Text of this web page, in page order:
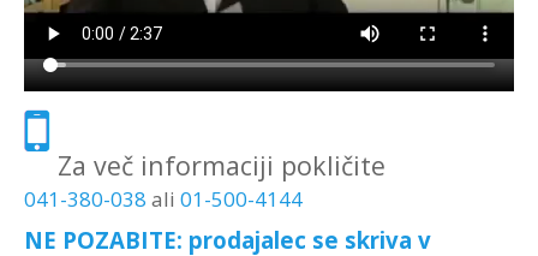
Prednosti in koristi
Avdio programi po temah
Prednosti in koristi
Strokovna Literatura
ROI “Pre-Week”
Program “Optimizacija timskega dela”
Contribute
Predstavitev
Zastopstva
Partnerji
Za več informaciji pokličite
041-380-038 ali 01-500-4144
NE POZABITE: prodajalec se skriva v